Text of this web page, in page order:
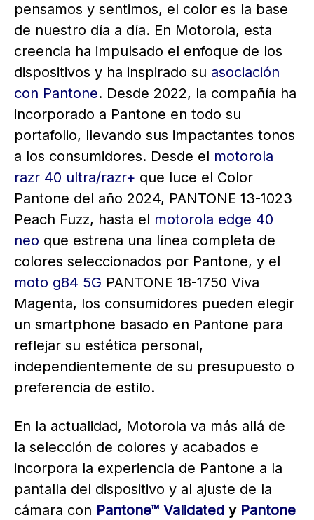
pensamos y sentimos, el color es la base
de nuestro día a día. En Motorola, esta
creencia ha impulsado el enfoque de los
dispositivos y ha inspirado su asociación
con Pantone. Desde 2022, la compañía ha
incorporado a Pantone en todo su
portafolio, llevando sus impactantes tonos
a los consumidores. Desde el motorola
razr 40 ultra/razr+ que luce el Color
Pantone del año 2024, PANTONE 13-1023
Peach Fuzz, hasta el motorola edge 40
neo que estrena una línea completa de
colores seleccionados por Pantone, y el
moto g84 5G PANTONE 18-1750 Viva
Magenta, los consumidores pueden elegir
un smartphone basado en Pantone para
reflejar su estética personal,
independientemente de su presupuesto o
preferencia de estilo.
En la actualidad, Motorola va más allá de
la selección de colores y acabados e
incorpora la experiencia de Pantone a la
pantalla del dispositivo y al ajuste de la
cámara con Pantone™ Validated y Pantone